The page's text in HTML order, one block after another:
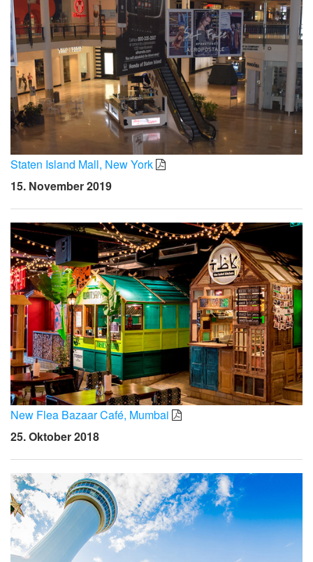
Staten Island Mall, New York
15. November 2019
New Flea Bazaar Café, Mumbai
25. Oktober 2018